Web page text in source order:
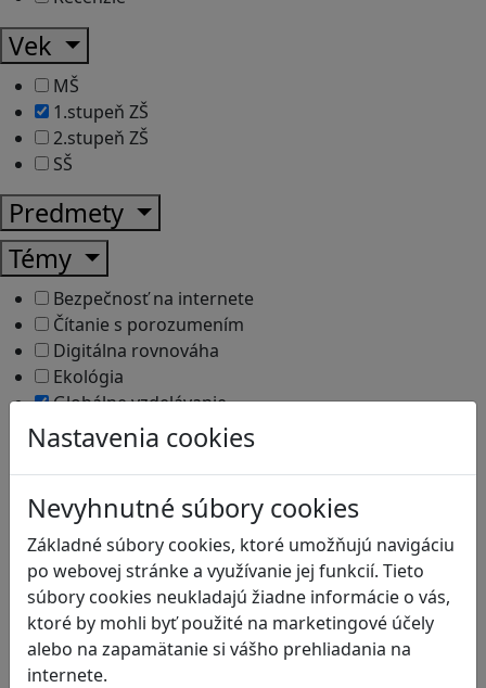
Nastavenia cookies
Nevyhnutné súbory cookies
Základné súbory cookies, ktoré umožňujú navigáciu
po webovej stránke a využívanie jej funkcií. Tieto
súbory cookies neukladajú žiadne informácie o vás,
ktoré by mohli byť použité na marketingové účely
alebo na zapamätanie si vášho prehliadania na
internete.
Vek
MŠ
1.stupeň ZŠ
2.stupeň ZŠ
SŠ
Predmety
Témy
Bezpečnosť na internete
Čítanie s porozumením
Digitálna rovnováha
Ekológia
Globálne vzdelávanie
Kreativita
Kritické myslenie
Kyberšikana
Logické myslenie
Ľudské práva a tolerancia
Motorika a koncentrácia
Programovanie/Technika
Sociálne zručnosti a kooperácia
Strategické myslenie
Zdravie a pohyb